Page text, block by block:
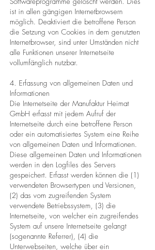
ist in allen gängigen Internetbrowsern
möglich. Deaktiviert die betroffene Person
die Setzung von Cookies in dem genutzten
Internetbrowser, sind unter Umständen nicht
alle Funktionen unserer Internetseite
vollumfänglich nutzbar.
4. Erfassung von allgemeinen Daten und
Informationen
Die Internetseite der Manufaktur Heimat
GmbH erfasst mit jedem Aufruf der
Internetseite durch eine betroffene Person
oder ein automatisiertes System eine Reihe
von allgemeinen Daten und Informationen.
Diese allgemeinen Daten und Informationen
werden in den Logfiles des Servers
gespeichert. Erfasst werden können die (1)
verwendeten Browsertypen und Versionen,
(2) das vom zugreifenden System
verwendete Betriebssystem, (3) die
Internetseite, von welcher ein zugreifendes
System auf unsere Internetseite gelangt
(sogenannte Referrer), (4) die
Unterwebseiten, welche über ein